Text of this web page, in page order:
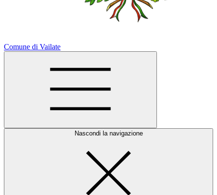
Comune di Vailate
Nascondi la navigazione